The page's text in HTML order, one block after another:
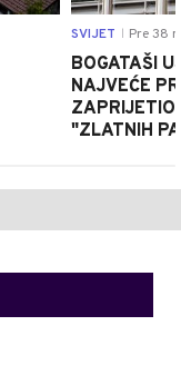
SVIJET Pre 38
BOGATAŠI
NAJVEĆE
ZAPRIJETIO
"ZLATNIH